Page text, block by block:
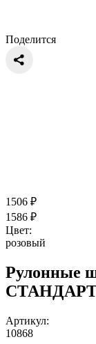
Поделится
1506 ₽
1586 ₽
Цвет:
розовый
Рулонные
СТАНДАРТ
Артикул:
10868